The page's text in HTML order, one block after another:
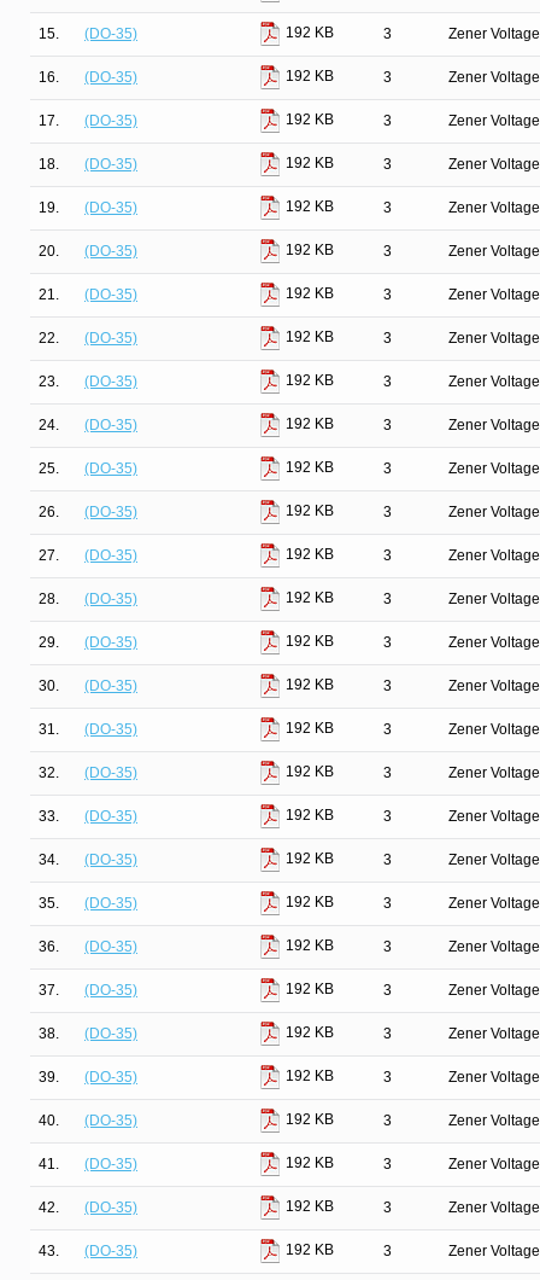
15. (DO-35) 192 KB 3 Zener
16. (DO-35) 192 KB 3 Zener
17. (DO-35) 192 KB 3 Zener
18. (DO-35) 192 KB 3 Zener
19. (DO-35) 192 KB 3 Zener
20. (DO-35) 192 KB 3 Zener
21. (DO-35) 192 KB 3 Zener
22. (DO-35) 192 KB 3 Zener
23. (DO-35) 192 KB 3 Zener
24. (DO-35) 192 KB 3 Zener
25. (DO-35) 192 KB 3 Zener
26. (DO-35) 192 KB 3 Zener
27. (DO-35) 192 KB 3 Zener
28. (DO-35) 192 KB 3 Zener
29. (DO-35) 192 KB 3 Zener
30. (DO-35) 192 KB 3 Zener
31. (DO-35) 192 KB 3 Zener
32. (DO-35) 192 KB 3 Zener
33. (DO-35) 192 KB 3 Zener
34. (DO-35) 192 KB 3 Zener
35. (DO-35) 192 KB 3 Zener
36. (DO-35) 192 KB 3 Zener
37. (DO-35) 192 KB 3 Zener
38. (DO-35) 192 KB 3 Zener
39. (DO-35) 192 KB 3 Zener
40. (DO-35) 192 KB 3 Zener
41. (DO-35) 192 KB 3 Zener
42. (DO-35) 192 KB 3 Zener
43. (DO-35) 192 KB 3 Zener